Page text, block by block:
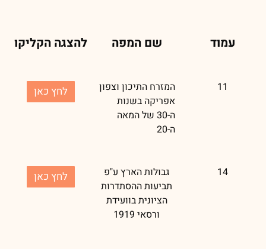
עמוד שם המפה להצגה הקליקו
11
המזרח התיכון וצפון
אפריקה בשנות
ה-30 של המאה
ה-20
לחץ כאן
14
גבולות הארץ ע"פ
תביעות ההסתדרות
הציונית בוועידת
ורסאי 1919
לחץ כאן